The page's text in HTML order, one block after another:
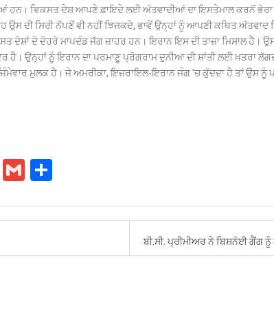
ਹਨ। ਵਿਕਸਤ ਦੇਸ਼ ਆਪਣੇ ਫ਼ਾਇਦੇ ਲਈ ਅੱਤਵਾਦੀਆਂ ਦਾ ਇਸਤੇਮਾਲ ਕਰਨੋਂ ਭੋਰਾ
ਦੀ ਸਿਰੀ ਨੱਪਣੋਂ ਵੀ ਨਹੀਂ ਝਿਜਕਦੇ, ਭਾਵੇਂ ਉਨ੍ਹਾਂ ਨੂੰ ਆਪਣੀ ਕਥਿਤ ਅੱਤਵਾਦ
ਦੇਸ਼ਾਂ ਦੇ ਦੋਹਰੇ ਮਾਪਦੰਡ ਜੱਗ ਜ਼ਾਹਰ ਹਨ। ਇਰਾਨ ਇਸ ਦੀ ਤਾਜ਼ਾ ਮਿਸਾਲ ਹੈ।
ਹੈ। ਉਨ੍ਹਾਂ ਨੂੰ ਇਰਾਨ ਦਾ ਪਰਮਾਣੂ ਪ੍ਰੋਗਰਾਮ ਦੁਨੀਆ ਦੀ ਸ਼ਾਂਤੀ ਲਈ ਖ਼ਤਰਾ
ਮੁਲਕ ਹੈ। ਜੇ ਅਮਰੀਕਾ, ਇਜ਼ਰਾਇਲ-ਇਰਾਨ ਜੰਗ ’ਚ ਕੁੱਦਦਾ ਹੈ ਤਾਂ ਉਸ ਨੂੰ
Li
G
ail ar
ਬੀ.ਸੀ. ਪ੍ਰੀਮੀਅਰ ਨੇ ਬਿਸ਼ਨੋਈ ਗੈਂਗ